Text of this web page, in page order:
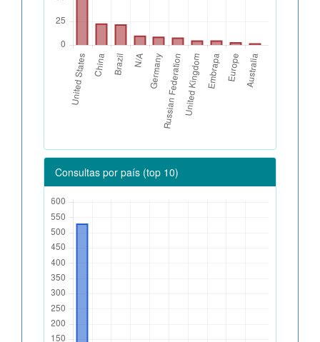
Consultas por país (top 10)